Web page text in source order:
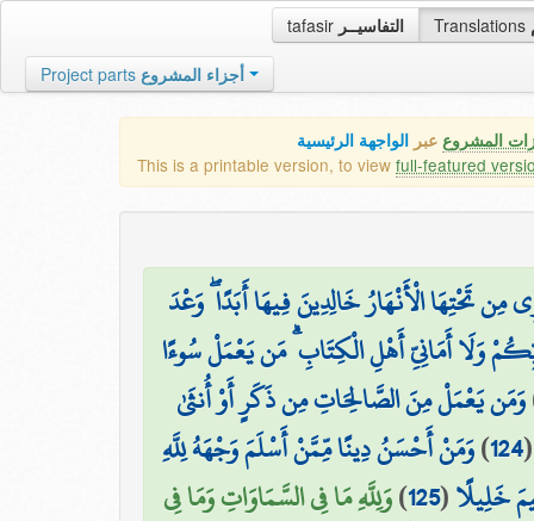
tafasir التفاسيــر Translations
Project parts أجزاء المشروع
المشروع عبر الواجهة الرئيسية
This is a printable version, to view full-featured
تَحْتِهَا الْأَنْهَارُ خَالِدِينَ فِيهَا أَبَدًا ۖ وَعْدَ
وَلَا أَمَانِيِّ أَهْلِ الْكِتَابِ ۗ مَن يَعْمَلْ سُوءًا
وَمَن يَعْمَلْ مِنَ الصَّالِحَاتِ مِن ذَكَرٍ أَوْ أُنثَىٰ
124
)وَمَنْ أَحْسَنُ دِينًا مِّمَّنْ أَسْلَمَ وَجْهَهُ لِلَّهِ
خَلِيلًا(
125
)وَلِلَّهِ مَا فِي السَّمَاوَاتِ وَمَا فِي